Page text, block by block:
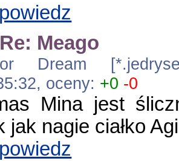
Re: Meago
Dream
oceny: +0 -0
Mina jest
jak nagie ciałko